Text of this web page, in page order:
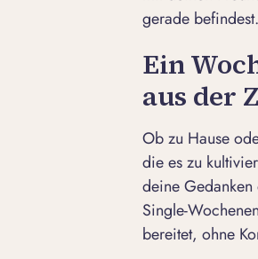
gerade befindest.
Ein
aus der
Ob zu Hause
die es zu
deine
Single-
bereitet, ohne